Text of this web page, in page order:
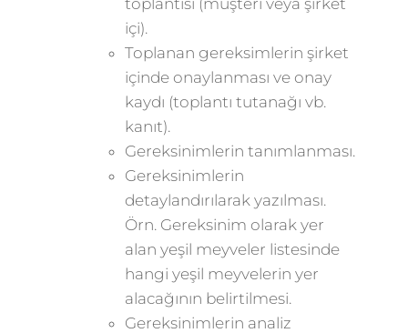
toplantısı (müşteri veya şirket
içi).
Toplanan gereksimlerin şirket
içinde onaylanması ve onay
kaydı (toplantı tutanağı vb.
kanıt).
Gereksinimlerin tanımlanması.
Gereksinimlerin
detaylandırılarak yazılması.
Örn. Gereksinim olarak yer
alan yeşil meyveler listesinde
hangi yeşil meyvelerin yer
alacağının belirtilmesi.
Gereksinimlerin analiz